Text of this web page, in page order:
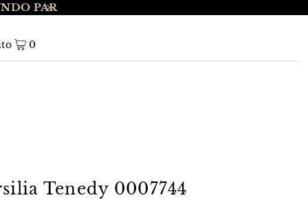
PAR
0
Tenedy 0007744